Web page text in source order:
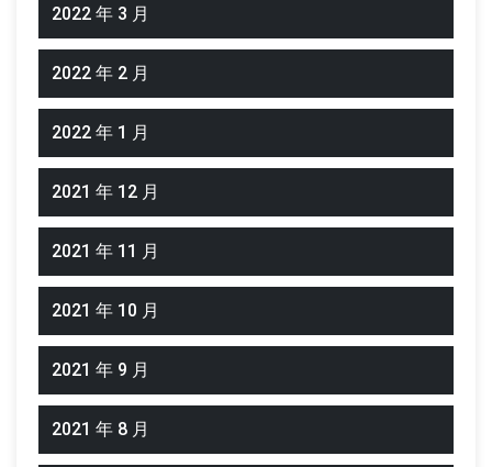
2022 年 3 月
2022 年 2 月
2022 年 1 月
2021 年 12 月
2021 年 11 月
2021 年 10 月
2021 年 9 月
2021 年 8 月